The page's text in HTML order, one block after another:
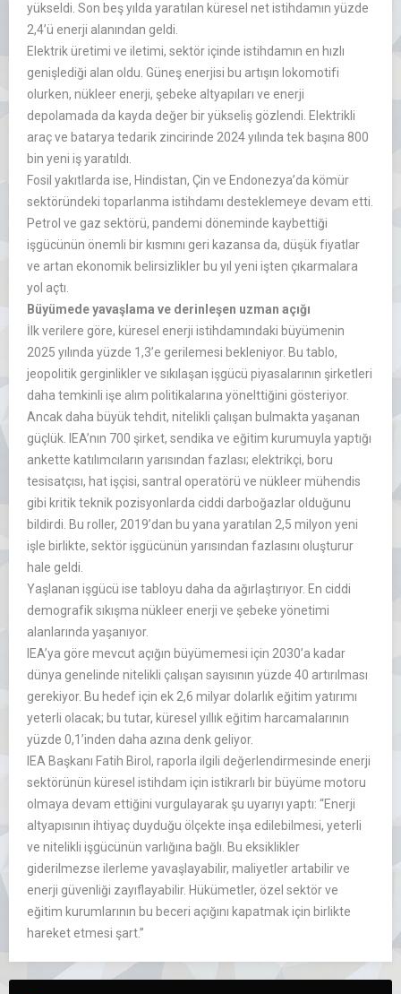
yükseldi. Son beş yılda yaratılan küresel net istihdamın yüzde
2,4’ü enerji alanından geldi.
Elektriküretimi ve iletimi, sektör içinde istihdamın en hızlı
genişlediği alan oldu. Güneş enerjisi bu artışın lokomotifi
olurken, nükleer enerji, şebeke altyapıları ve enerji
depolamada da kayda değer bir yükseliş gözlendi. Elektrikli
araç ve batarya tedarik zincirinde 2024 yılında tek başına 800
bin yeni iş yaratıldı.
Fosil yakıtlarda ise, Hindistan, Çin ve Endonezya’da kömür
sektöründeki toparlanma istihdamı desteklemeye devam etti.
Petrol ve gaz sektörü, pandemi döneminde kaybettiği
işgücünün önemli bir kısmını geri kazansa da, düşük fiyatlar
ve artan ekonomik belirsizlikler bu yıl yeni işten çıkarmalara
yol açtı.
Büyümede yavaşlama ve derinleşen uzman açığı
İlk verilere göre, küresel enerji istihdamındaki büyümenin
2025 yılında yüzde 1,3’e gerilemesi bekleniyor. Bu tablo,
jeopolitik gerginlikler ve sıkılaşan işgücü piyasalarının şirketleri
daha temkinli işe alım politikalarına yönelttiğini gösteriyor.
Ancak daha büyük tehdit, nitelikli çal ışan bulmakta yaşanan
güçlük. IEA’nın 700 şirket, sendika ve eğitim kurumuyla yaptığı
ankette katılımcıların yarısından fazlası; elektrikçi, boru
tesisatçısı, hat işçisi, santral operatörü ve nükleer mühendis
gibi kritik teknik pozisyonlarda ciddi darboğazlar olduğunu
bildirdi. Bu roller, 2019’dan bu yana yaratılan 2,5 milyon yeni
işle birlikte, sektör işgücünün yarısından fazlasını oluşturur
hale geldi.
Yaşlanan işgücü ise tabloyu daha da ağırlaştırıyor. En ciddi
demografik sıkışma nükleer enerji ve şebeke yönetimi
alanlarında yaşanıyor.
IEA’ya göre mevcut açığın büyümemesi için 2030’a kadar
dünya genelinde nitelikli çal ışan sayısının yüzde 40 artırılması
gerekiyor. Bu hedef için ek 2,6 milyar dolarlık eğitim yatırımı
yeterli olacak; bu tutar, küresel yıllık eğitim harcamalarının
yüzde 0,1’inden daha azına denk geliyor.
IEA Başkanı Fatih Birol, raporla ilgili değerlendirmesinde enerji
sektörünün küresel istihdam için istikrarlı bir büyüme motoru
olmaya devam ettiğini vurgulayarak şu uyarıyı yaptı: “Enerji
altyapısının ihtiyaç duyduğu ölçekte inşa edilebilmesi, yeterli
ve nitelikli işgücünün varlığına bağlı. Bu eksiklikler
giderilmezse ilerleme yavaşlayabilir, maliyetler artabilir ve
enerji güvenliği zayıflayabilir. Hükümetler, özel sektör ve
eğitim kurumlarının bu beceri açığını kapatmak için birlikte
hareket etmesi şart.”